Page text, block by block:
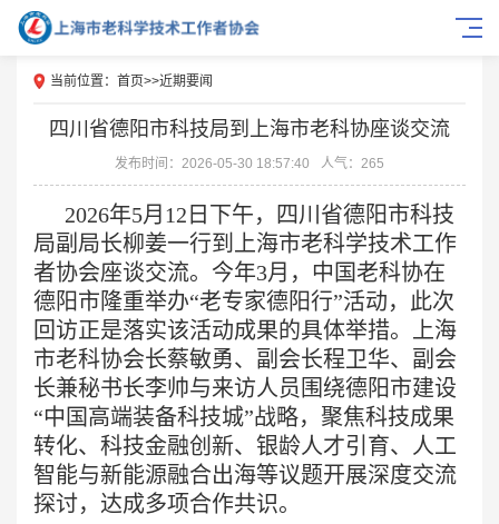
当前位置： 首页>>近期要闻
四川省德阳市科技局到上海市老科协座谈交流
发布时间：2026-05-30 18:57:40 人气：265
2026年5月12日下午，四川省德阳市科技
局副局长柳姜一行到上海市老科学技术工作
者协会座谈交流。今年3月，中国老科协在
德阳市隆重举办“老专家德阳行”活动，此次
回访正是落实该活动成果的具体举措。上海
市老科协会长蔡敏勇、副会长程卫华、副会
长兼秘书长李帅与来访人员围绕德阳市建设
“中国高端装备科技城”战略，聚焦科技成果
转化、科技金融创新、银龄人才引育、人工
智能与新能源融合出海等议题开展深度交流
探讨，达成多项合作共识。